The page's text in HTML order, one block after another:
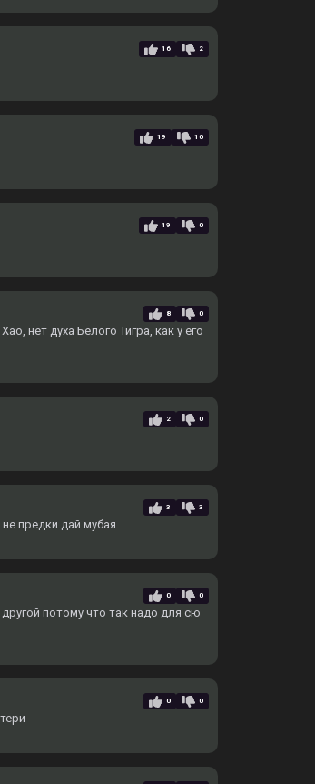
16 2
19 10
19 0
8 0
нет духа Белого Тигра, как у его
2 0
3 3
предки дай мубая
0 0
потому что так надо для сю
0 0